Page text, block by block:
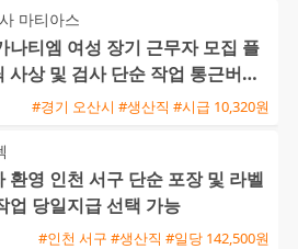
마티아스
나티엠 여성 장기 근무자 모집 플
사상 및 검사 단순 작업 통근버스
#경기 오산시 #생산직 #시급 10,320원
환영 인천 서구 단순 포장 및 라벨
업 당일지급 선택 가능
#인천 서구 #생산직 #일당 142,500원